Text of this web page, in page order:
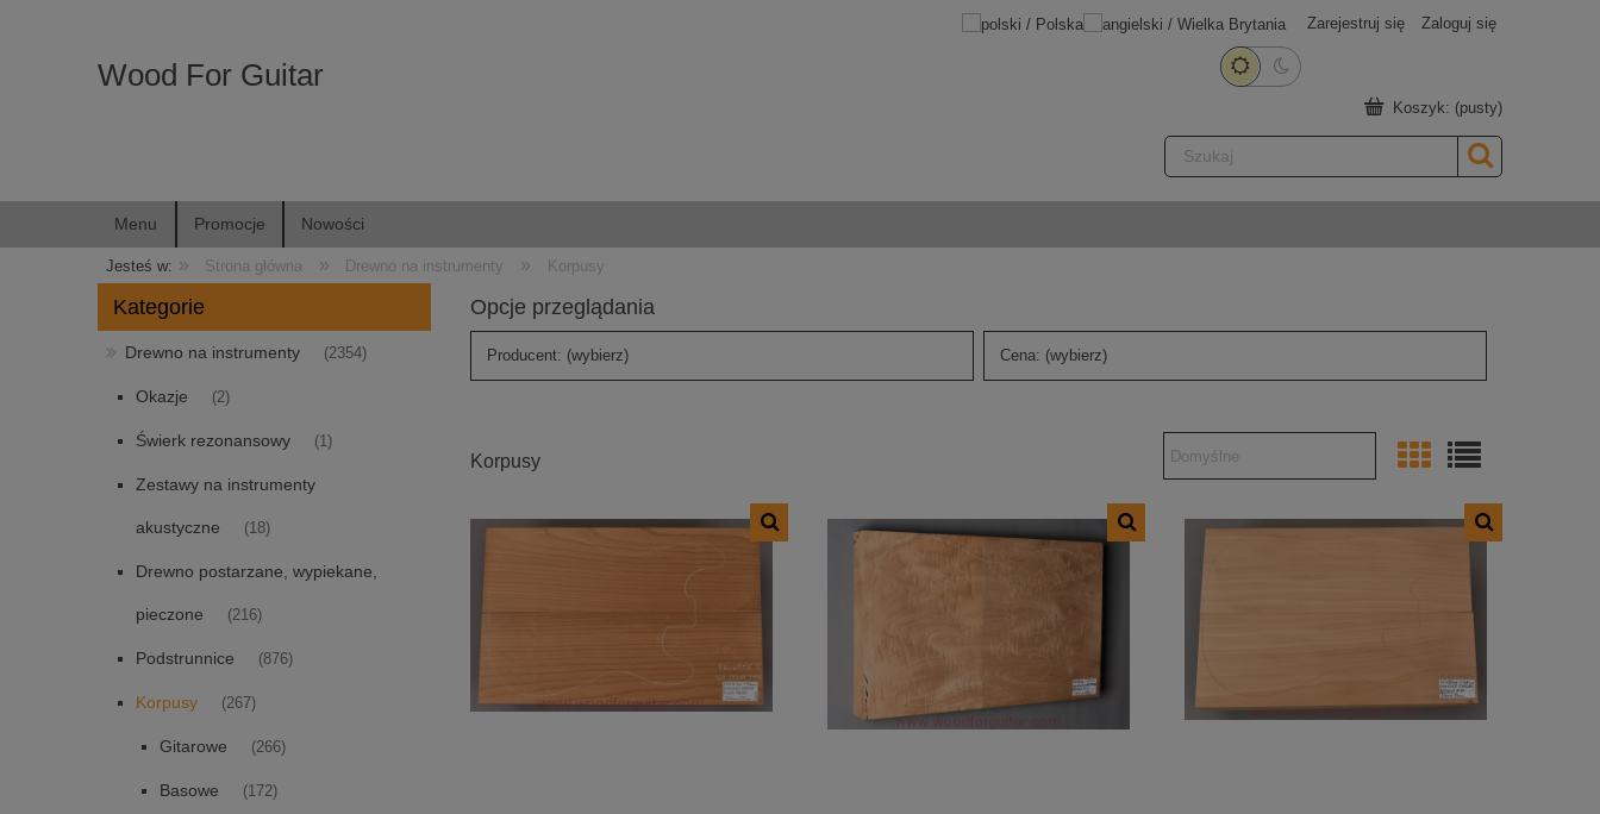
Zarejestruj się Zaloguj się
Wood For Guitar
Koszyk: (pusty)
Menu Promocje Nowości
Jesteś w: » Strona główna » Drewno na instrumenty » Korpusy
Kategorie
Drewno na instrumenty (2354)
Okazje (2)
Świerk rezonansowy (1)
Zestawy na instrumenty
akustyczne (18)
Drewno postarzane, wypiekane,
pieczone (216)
Podstrunnice (876)
Korpusy (267)
Gitarowe (266)
Basowe (172)
Opcje przeglądania
Producent: (wybierz) Cena: (wybierz)
Korpusy